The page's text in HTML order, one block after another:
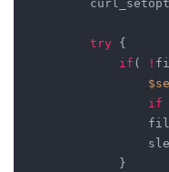
try {
if ( !
if
            }